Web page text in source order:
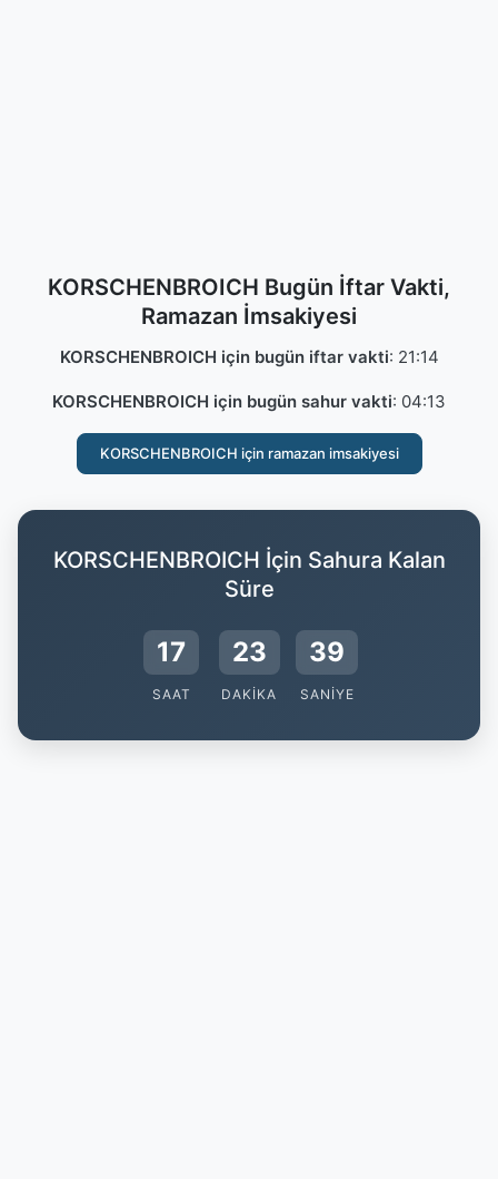
KORSCHENBROICH Bugün İftar Vakti,
Ramazan İmsakiyesi
KORSCHENBROICH için bugün iftar vakti: 21:14
KORSCHENBROICH için bugün sahur vakti: 04:13
KORSCHENBROICH için ramazan imsakiyesi
KORSCHENBROICH İçin Sahura Kalan
Süre
17
SAAT
23
DAKIKA
38
SANIYE